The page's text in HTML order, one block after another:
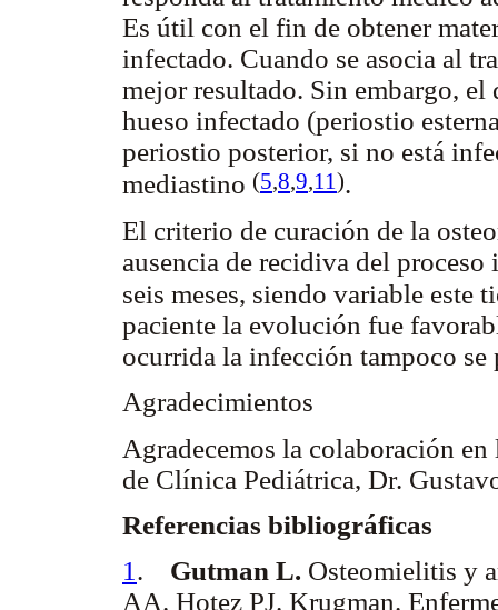
Es útil con el fin de obtener
infectado. Cuando se asocia al
mejor resultado. Sin embargo,
hueso infectado (periostio
periostio posterior, si no está
mediastino (5,8,9,11).
El criterio de curación de la
ausencia de recidiva del
seis meses, siendo variable este
paciente la evolución fue
ocurrida la infección tampoco se
Agradecimientos
Agradecemos la colaboración
de Clínica Pediátrica, Dr.
Referencias bibliográficas
1 . Gutman L. Osteomielitis y
AA. Hotez PJ. Krugman.